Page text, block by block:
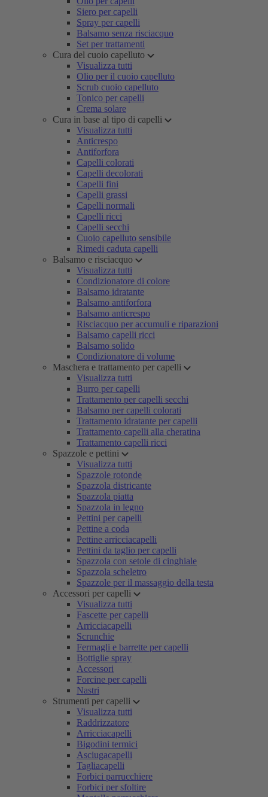
Siero per capelli
Spray per capelli
Balsamo senza risciacquo
Set per trattamenti
Cura del cuoio capelluto
Visualizza tutti
Olio per il cuoio capelluto
Scrub cuoio capelluto
Tonico per capelli
Crema solare
Cura in base al tipo di capelli
Visualizza tutti
Anticrespo
Antiforfora
Capelli colorati
Capelli decolorati
Capelli fini
Capelli grassi
Capelli normali
Capelli ricci
Capelli secchi
Cuoio capelluto sensibile
Rimedi caduta capelli
Balsamo e risciacquo
Visualizza tutti
Condizionatore di colore
Balsamo idratante
Balsamo antiforfora
Balsamo anticrespo
Risciacquo per accumuli e riparazioni
Balsamo capelli ricci
Balsamo solido
Condizionatore di volume
Maschera e trattamento per capelli
Visualizza tutti
Burro per capelli
Trattamento per capelli secchi
Balsamo per capelli colorati
Trattamento idratante per capelli
Trattamento capelli alla cheratina
Trattamento capelli ricci
Spazzole e pettini
Visualizza tutti
Spazzole rotonde
Spazzola districante
Spazzola piatta
Spazzola in legno
Pettini per capelli
Pettine a coda
Pettine arricciacapelli
Pettini da taglio per capelli
Spazzola con setole di cinghiale
Spazzola scheletro
Spazzole per il massaggio della testa
Accessori per capelli
Visualizza tutti
Fascette per capelli
Arricciacapelli
Scrunchie
Fermagli e barrette per capelli
Bottiglie spray
Accessori
Forcine per capelli
Nastri
Strumenti per capelli
Visualizza tutti
Raddrizzatore
Arricciacapelli
Bigodini termici
Asciugacapelli
Tagliacapelli
Forbici parrucchiere
Forbici per sfoltire